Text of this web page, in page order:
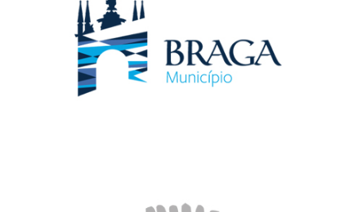
CÂMARA MUNICIPAL DE BRAGA
PORTUGAL